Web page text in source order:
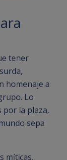
tener
homenaje a
Lo
por la plaza,
sepa
míticas,